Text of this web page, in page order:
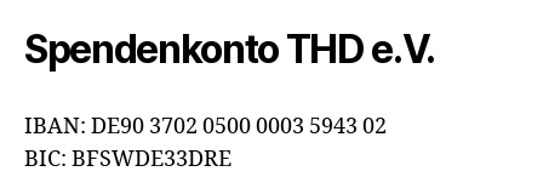
Spendenkonto THD e.V.
IBAN: DE90 3702 0500 0003 5943 02
BIC: BFSWDE33DRE